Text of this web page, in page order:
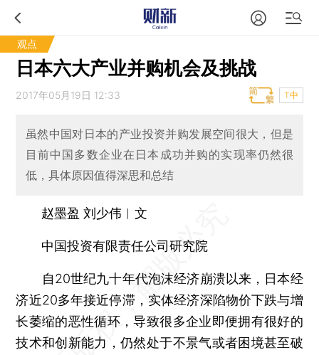
观点
日本六大产业并购机会及挑战
2017年05月19日 12:33 T中
虽然中国对日本的产业投资并购发展空间很大，但是
目前中国多数企业在日本成功并购的实现率仍然很
低，具体原因值得深思和总结
赵墨盈 刘少伟︱文
中国投资有限责任公司研究院
自20世纪九十年代泡沫经济崩溃以来，日本经
济近20多年接近停滞，实体经济深陷物价下跌与增
长萎缩的恶性循环，导致很多企业即便拥有很好的
技术和创新能力，仍然处于不景气或者困境甚至破